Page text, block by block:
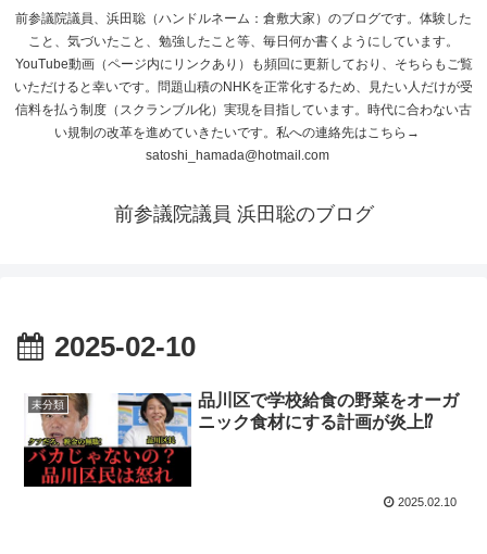
前参議院議員、浜田聡（ハンドルネーム：倉敷大家）のブログです。体験した
こと、気づいたこと、勉強したこと等、毎日何か書くようにしています。
YouTube動画（ページ内にリンクあり）も頻回に更新しており、そちらもご覧
いただけると幸いです。問題山積のNHKを正常化するため、見たい人だけが受
信料を払う制度（スクランブル化）実現を目指しています。時代に合わない古
い規制の改革を進めていきたいです。私への連絡先はこちら→
satoshi_hamada@hotmail.com
前参議院議員 浜田聡のブログ
2025-02-10
未分類
品川区で学校給食の野菜をオーガ
ニック食材にする計画が炎上⁉
2025.02.10